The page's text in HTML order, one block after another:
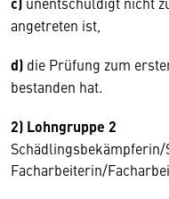
angetreten ist,
d) die Prüfung zum
bestanden hat.
2) Lohngruppe 2
Facharbeiterin/